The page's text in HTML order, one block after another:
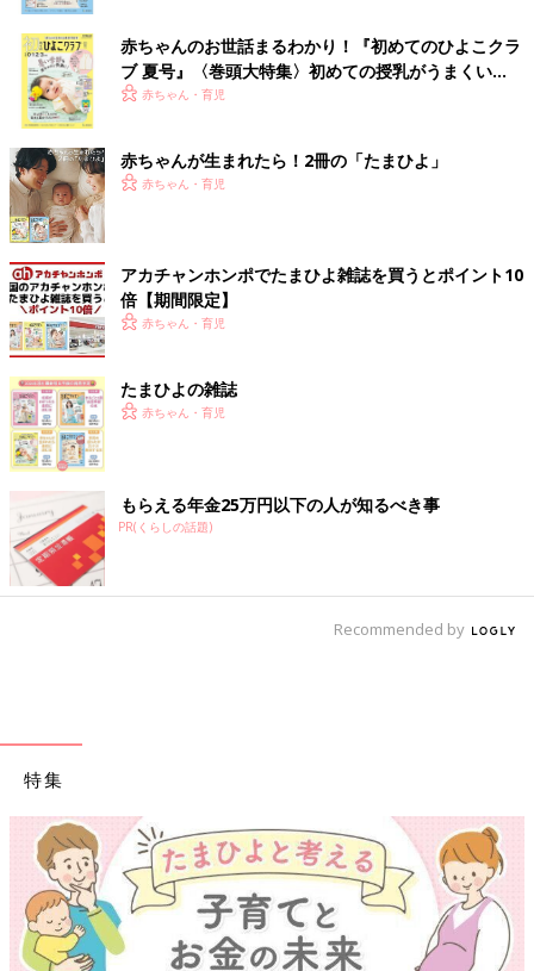
赤ちゃんのお世話まるわかり！『初めてのひよこクラ
ブ 夏号』〈巻頭大特集〉初めての授乳がうまくい
く！ おっぱい・ミルクの基本と夏のトラブル 解決テ
赤ちゃん・育児
赤ちゃんが生まれたら！2冊の「たまひよ」
赤ちゃん・育児
アカチャンホンポでたまひよ雑誌を買うとポイント10
倍【期間限定】
赤ちゃん・育児
たまひよの雑誌
赤ちゃん・育児
もらえる年金25万円以下の人が知るべき事
PR(くらしの話題)
Recommended by
特集